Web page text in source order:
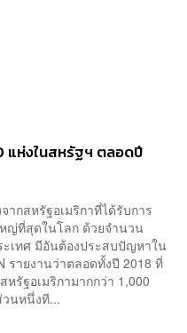
แห่งในสหรัฐฯ ตลอดปี
กสหรัฐอเมริกาที่ได้รับการ
ญ่ที่สุดในโลก ด้วยจำนวน
ะเทศ มีอันต้องประสบปัญหาใน
รายงานว่าตลอดทั้งปี 2018 ที่
รัฐอเมริกามากกว่า 1,000
นหนึ่งที...